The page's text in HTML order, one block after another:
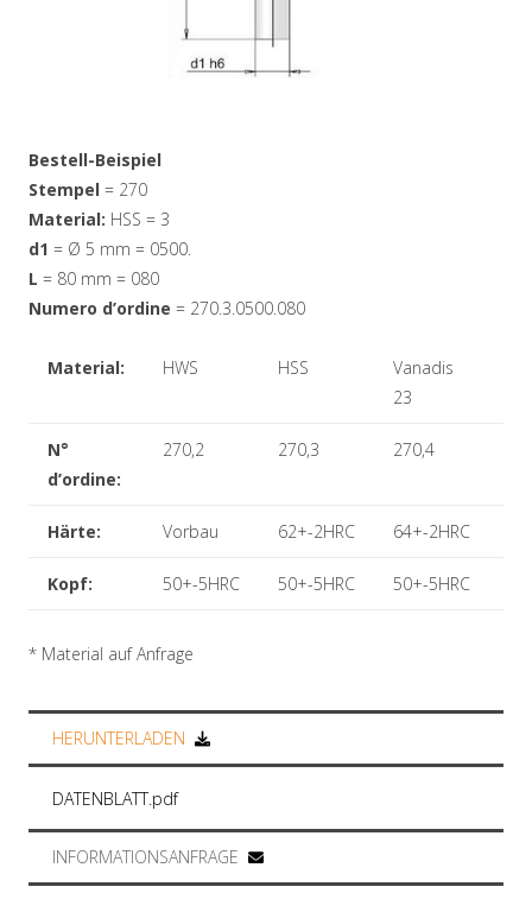
Bestell-Beispiel
Stempel = 270
Material: HSS = 3
d1 = Ø 5 mm = 0500.
L = 80 mm = 080
Numero d’ordine = 270.3.0500.080
Material: HWS HSS
Vanadis
23
N°
d’ordine:
270,2 270,3 270,4
Härte: Vorbau 62+-2HRC 64+-2HRC
Kopf: 50+-5HRC 50+-5HRC 50+-5HRC
* Material auf Anfrage
HERUNTERLADEN
DATENBLATT.pdf
INFORMATIONSANFRAGE